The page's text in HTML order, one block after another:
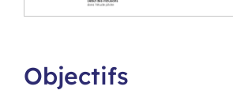
Objectifs